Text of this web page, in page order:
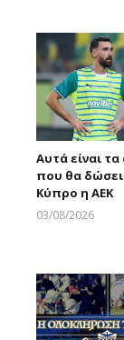
Αυτά είναι τα
που θα
Κύπρο η ΑΕΚ
03/08/2026